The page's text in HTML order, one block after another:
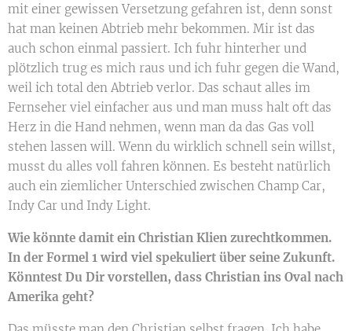
mit einer gewissen Versetzung gefahren ist, denn sonst
hat man keinen Abtrieb mehr bekommen. Mir ist das
auch schon einmal passiert. Ich fuhr hinterher und
plötzlich trug es mich raus und ich fuhr gegen die Wand,
weil ich total den Abtrieb verlor. Das schaut alles im
Fernseher viel einfacher aus und man muss halt oft das
Herz in die Hand nehmen, wenn man da das Gas voll
stehen lassen will. Wenn du wirklich schnell sein willst,
musst du alles voll fahren können. Es besteht natürlich
auch ein ziemlicher Unterschied zwischen Champ Car,
Indy Car und Indy Light.
Wie könnte damit ein Christian Klien zurechtkommen.
In der Formel 1 wird viel spekuliert über seine Zukunft.
Könntest Du Dir vorstellen, dass Christian ins Oval nach
Amerika geht?